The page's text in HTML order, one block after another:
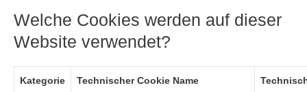
Welche Cookies werden auf dieser
Website verwendet?
Kategorie Technischer Cookie Name